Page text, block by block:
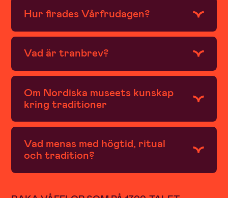
Hur firades Vårfrudagen?
Vad är tranbrev?
Om Nordiska museets kunskap
kring traditioner
Vad menas med högtid, ritual
och tradition?